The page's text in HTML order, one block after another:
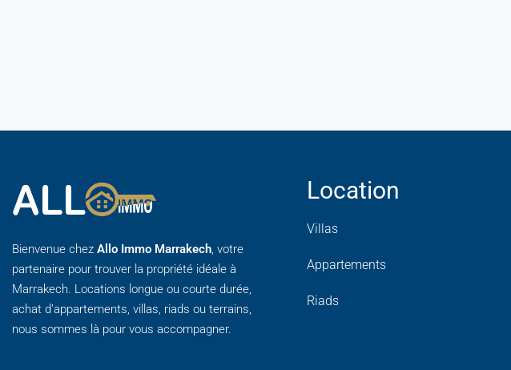
Bienvenue chez Allo Immo Marrakech, votre
partenaire pour trouver la propriété idéale à
Marrakech. Locations longue ou courte durée,
achat d’appartements, villas, riads ou terrains,
nous sommes là pour vous accompagner.
Location
Villas
Appartements
Riads